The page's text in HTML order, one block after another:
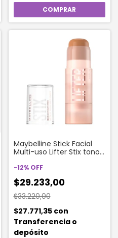
Maybelline Stick Facial
Multi-uso Lifter Stix tono
-12% OFF
$29.233,00
$33.220,00
$27.771,35 con
Transferencia o
depósito